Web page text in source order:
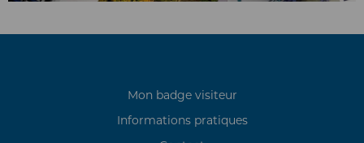
Mon badge visiteur
Informations pratiques